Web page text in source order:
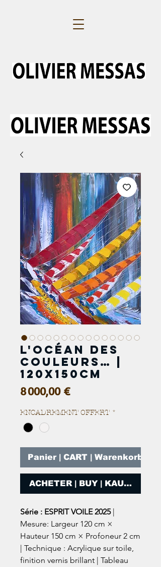
L'océan des
couleurs… |
120x150cm
8 000,00 €Prix
ENCADREMENT OFFERT *
Panier | CART | Warenkorb
ACHETER | BUY | KAUFEN
Série : ESPRIT VOILE 2025|
Mesure: Largeur 120 cm ×
Hauteur 150 cm × Profoneur 2 cm
| Technique : Acrylique sur toile,
finition vernis brillant | Tableau